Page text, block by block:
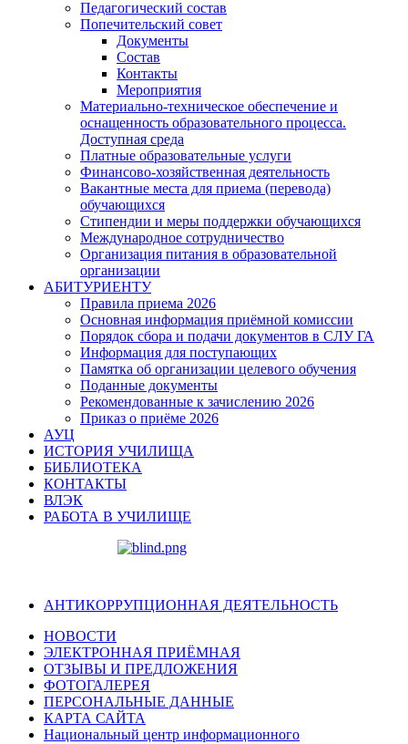
Педагогический состав
Попечительский совет
Документы
Состав
Контакты
Мероприятия
Материально-техническое обеспечение и
оснащенность образовательного процесса.
Доступная среда
Платные образовательные услуги
Финансово-хозяйственная деятельность
Вакантные места для приема (перевода)
обучающихся
Стипендии и меры поддержки обучающихся
Международное сотрудничество
Организация питания в образовательной
организации
АБИТУРИЕНТУ
Правила приема 2026
Основная информация приёмной комиссии
Порядок сбора и подачи документов в СЛУ ГА
Информация для поступающих
Памятка об организации целевого обучения
Поданные документы
Рекомендованные к зачислению 2026
Приказ о приёме 2026
АУЦ
ИСТОРИЯ УЧИЛИЩА
БИБЛИОТЕКА
КОНТАКТЫ
ВЛЭК
РАБОТА В УЧИЛИЩЕ
АНТИКОРРУПЦИОННАЯ ДЕЯТЕЛЬНОСТЬ
НОВОСТИ
ЭЛЕКТРОННАЯ ПРИЁМНАЯ
ОТЗЫВЫ И ПРЕДЛОЖЕНИЯ
ФОТОГАЛЕРЕЯ
ПЕРСОНАЛЬНЫЕ ДАННЫЕ
КАРТА САЙТА
Национальный центр информационного